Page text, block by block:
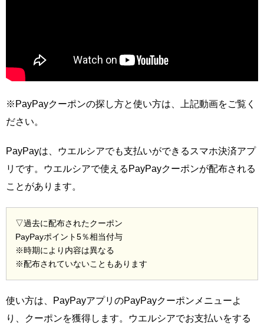
※PayPayクーポンの探し方と使い方は、上記動画をご覧く
ださい。
PayPayは、ウエルシアでも支払いができるスマホ決済アプ
リです。ウエルシアで使えるPayPayクーポンが配布される
ことがあります。
▽過去に配布されたクーポン
PayPayポイント5％相当付与
※時期により内容は異なる
※配布されていないこともあります
使い方は、PayPayアプリのPayPayクーポンメニューよ
り、クーポンを獲得します。ウエルシアでお支払いをする